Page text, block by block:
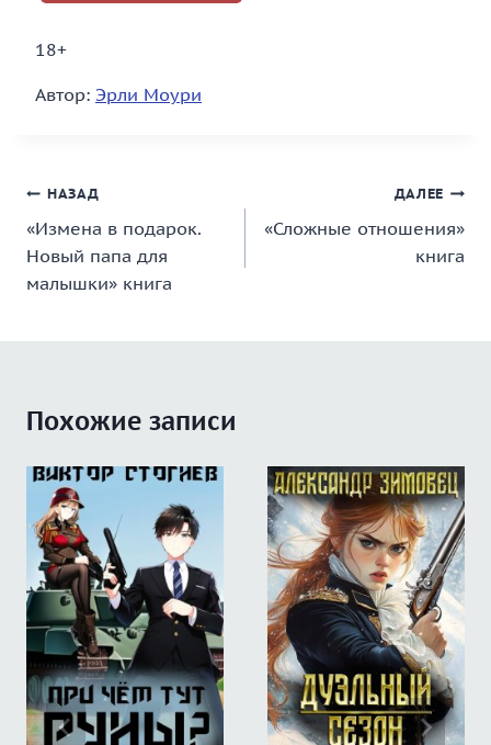
18+
Автор: Эрли Моури
Навигация
по
записям
НАЗАД
«Измена в подарок.
Новый папа для
малышки» книга
ДАЛЕЕ
«Сложные отношения»
книга
Похожие записи